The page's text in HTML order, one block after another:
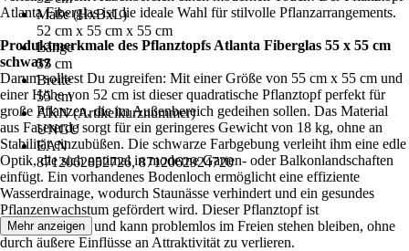
Maße (HxBxL)
52 cm x 55 cm x 55 cm
Länge
55 cm
Breite
55 cm
AKN (Artikelkurznummer)
UNGU
EAN
8712062852726, 8712062924720
Atlanta Fiberglas ist die ideale Wahl für stilvolle Pflanzarrangements.
Produktmerkmale des Pflanztopfs Atlanta Fiberglas 55 x 55 cm
schwarz
Darum solltest Du zugreifen: Mit einer Größe von 55 cm x 55 cm und
einer Höhe von 52 cm ist dieser quadratische Pflanztopf perfekt für
große Pflanzen, die im Außenbereich gedeihen sollen. Das Material
aus Fasererde sorgt für ein geringeres Gewicht von 18 kg, ohne an
Stabilität einzubüßen. Die schwarze Farbgebung verleiht ihm eine edle
Optik, die sich optimal in moderne Garten- oder Balkonlandschaften
einfügt. Ein vorhandenes Bodenloch ermöglicht eine effiziente
Wasserdrainage, wodurch Staunässe verhindert und ein gesundes
Pflanzenwachstum gefördert wird. Dieser Pflanztopf ist
wetterbeständig und kann problemlos im Freien stehen bleiben, ohne
durch äußere Einflüsse an Attraktivität zu verlieren.
Mehr anzeigen